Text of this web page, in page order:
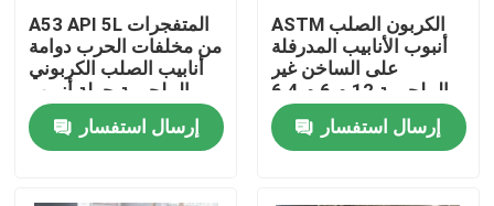
منزل
حول بنا
إتصال
A53 API 5L المتفجرات
من مخلفات الحرب دوامة
أنابيب الصلب الكربوني
الملحومة جولة أنبوب
المدرفلة على الساخن
0.8 ممإرسال استفسار
ASTM الكربون الصلب
أنبوب الأنابيب المدرفلة
على الساخن غير
الملحومة 12 م 6 م 6.4
م المتفجرات من
مخلفات الحرب
إرسال استفسار